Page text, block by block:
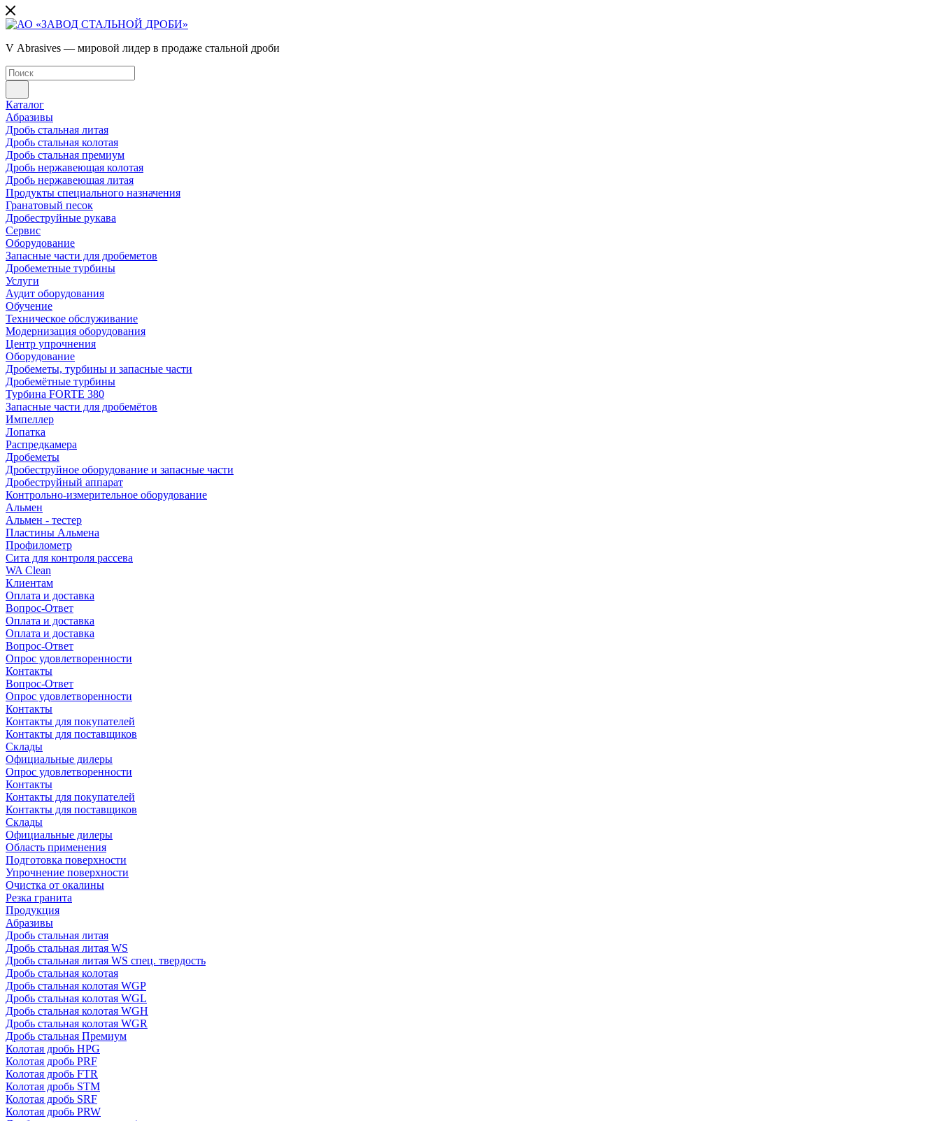
V Abrasives — мировой лидер в продаже стальной дроби
Каталог
Абразивы
Дробь стальная литая
Дробь стальная колотая
Дробь стальная премиум
Дробь нержавеющая колотая
Дробь нержавеющая литая
Продукты специального назначения
Гранатовый песок
Дробеструйные рукава
Сервис
Оборудование
Запасные части для дробеметов
Дробеметные турбины
Услуги
Аудит оборудования
Обучение
Техническое обслуживание
Модернизация оборудования
Центр упрочнения
Оборудование
Дробеметы, турбины и запасные части
Дробемётные турбины
Турбина FORTE 380
Запасные части для дробемётов
Импеллер
Лопатка
Распредкамера
Дробеметы
Дробеструйное оборудование и запасные части
Дробеструйный аппарат
Контрольно-измерительное оборудование
Альмен
Альмен - тестер
Пластины Альмена
Профилометр
Сита для контроля рассева
WA Clean
Клиентам
Оплата и доставка
Вопрос-Ответ
Оплата и доставка
Оплата и доставка
Вопрос-Ответ
Опрос удовлетворенности
Контакты
Вопрос-Ответ
Опрос удовлетворенности
Контакты
Контакты для покупателей
Контакты для поставщиков
Склады
Официальные дилеры
Опрос удовлетворенности
Контакты
Контакты для покупателей
Контакты для поставщиков
Склады
Официальные дилеры
Область применения
Подготовка поверхности
Упрочнение поверхности
Очистка от окалины
Резка гранита
Продукция
Абразивы
Дробь стальная литая
Дробь стальная литая WS
Дробь стальная литая WS спец. твердость
Дробь стальная колотая
Дробь стальная колотая WGP
Дробь стальная колотая WGL
Дробь стальная колотая WGH
Дробь стальная колотая WGR
Дробь стальная Премиум
Колотая дробь HPG
Колотая дробь PRF
Колотая дробь FTR
Колотая дробь STM
Колотая дробь SRF
Колотая дробь PRW